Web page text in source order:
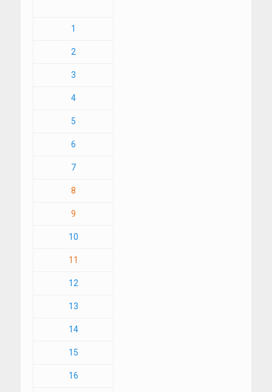
1
2
3
4
5
6
7
8
9
10
11
12
13
14
15
16